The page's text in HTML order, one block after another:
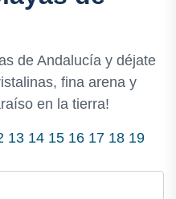
de Andalucía y déjate
fina arena y
en la tierra!
13 14 15 16 17 18 19